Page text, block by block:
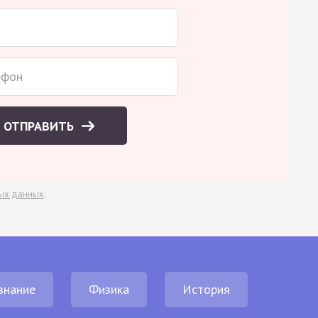
ОТПРАВИТЬ
данных.
Физика История